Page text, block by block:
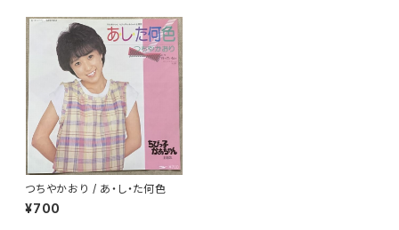
つちやかおり / あ・し・た何色
¥700